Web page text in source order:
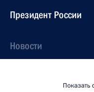
Президент России
Новости
Показать